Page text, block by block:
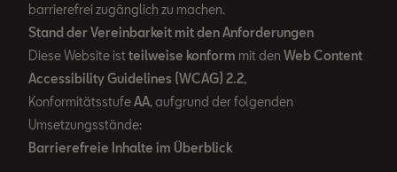
barrierefrei zugänglich zu machen.
Stand der Vereinbarkeit mit den Anforderungen
Diese Website ist teilweise konform mit den Web Content
Accessibility Guidelines (WCAG) 2.2,
KonformitätsstufeAA, aufgrund der folgenden
Umsetzungsstände:
Barrierefreie Inhalte im Überblick